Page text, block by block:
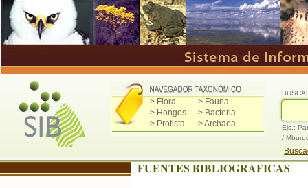
> Flora
> Fauna
> Hongos
> Bacteria
> Protista
> Archaea
Ejs.:
/
FUENTES BIBLIOGRAFICAS